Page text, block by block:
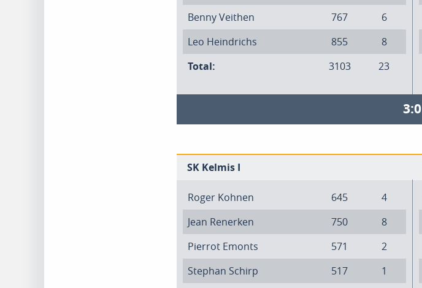
Benny Veithen
767
6
Leo Heindrichs
855
8
Total:
3103 23
3:0
SK Kelmis I
Roger Kohnen 645
4
Jean Renerken
750
8
Pierrot Emonts
571
2
Stephan Schirp
517
1